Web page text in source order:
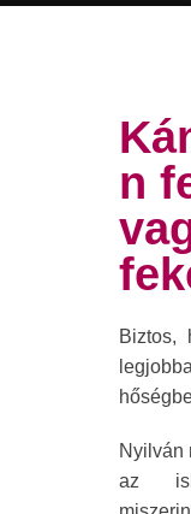
n
Biztos,
Nyilván
az